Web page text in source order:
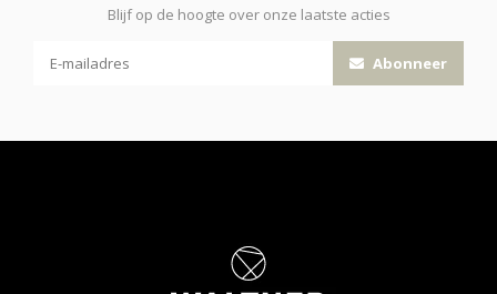
Blijf op de hoogte over onze laatste acties
Abonneer